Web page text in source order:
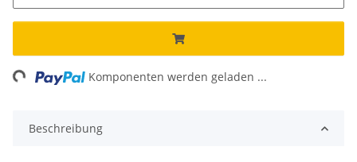
Komponenten werden geladen ...
Beschreibung